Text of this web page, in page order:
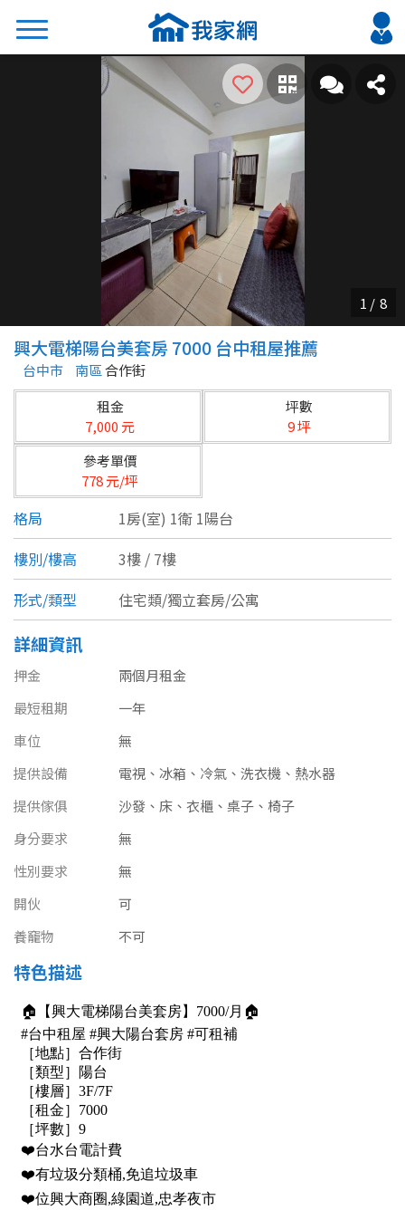
搜尋
熱門關鍵字
2026 台北降價好屋限量釋出
2026 新北降價好屋限量釋出
2026 台中降價好屋限量釋出
2026 台南降價好屋限量釋出
2026 高雄降價好屋限量釋出
縣市
不限
台北市
基隆市
新北市
宜蘭縣
桃園市
新竹市
台中市
彰化縣
南投縣
嘉義市
嘉義縣
高雄市
澎湖縣
屏東縣
台東縣
花蓮縣
區域
類型(可複選)
不拘 公寓 電梯大樓
別墅
坪數
不拘
20~30 坪
60~70 坪
80坪以上
樓層
不拘
興大電梯陽台美套房 7000 台中租屋推薦
台中市 南區合作街
租金
7,000 元
坪數
9 坪
參考單價
778 元/坪
格局
1房(室) 1衛 1陽台
樓別/樓高
3樓 / 7樓
形式/類型
住宅類/獨立套房/公寓
詳細資訊
押金
兩個月租金
最短租期
一年
車位
無
提供設備
電視、冰箱、冷氣、洗衣機、熱水器
提供傢俱
沙發、床、衣櫃、桌子、椅子
身分要求
無
性別要求
無
開伙
可
養竉物
不可
特色描述